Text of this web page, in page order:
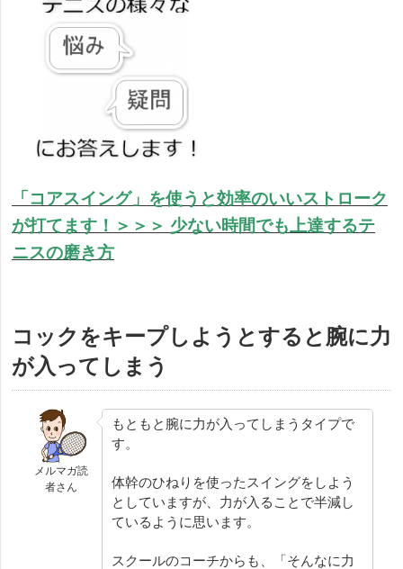
「コアスイング」を使うと効率のいいストローク
が打てます！＞＞＞ 少ない時間でも上達するテ
ニスの磨き方
コックをキープしようとすると腕に力
が入ってしまう
メルマガ読
者さん
もともと腕に力が入ってしまうタイプで
す。
体幹のひねりを使ったスイングをしよう
としていますが、力が入ることで半減し
ているように思います。
スクールのコーチからも、「そんなに力